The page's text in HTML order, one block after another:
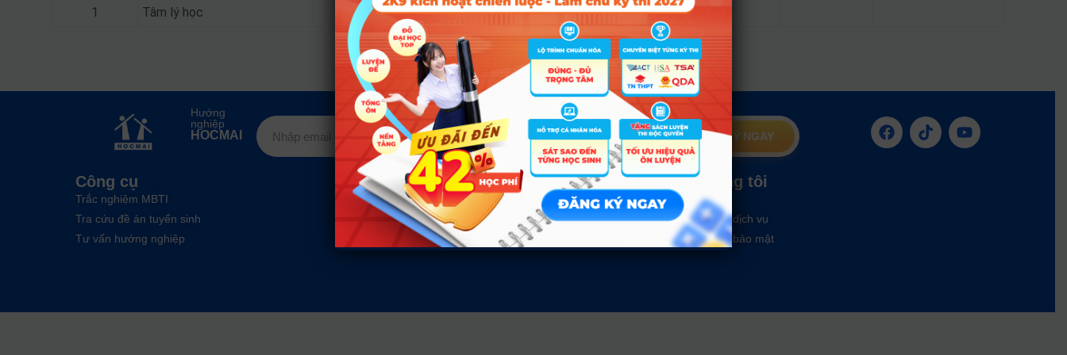
1
Tâm lý học B00; B08; B03; D01 24.3
Hướng
nghiệp
HOCMAI ĐĂNG KÝ NGAY
Công cụ
Trắc nghiệm MBTI
Tra cứu đề án tuyển sinh
Tư vấn hướng nghiệp
Tin tức
Tin giáo dục nổi bật
Tin tuyển sinh vào 10
Tin tuyển sinh Đại học
Về chúng tôi
Liên hệ
Điều khoản dịch vụ
Chính sách bảo mật